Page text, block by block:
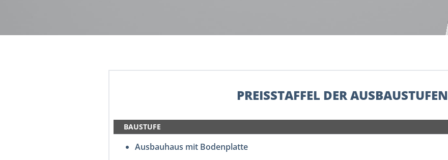
PREISSTAFFEL DER AUSBAUSTUFEN
BAUSTUFE
Ausbauhaus mit Bodenplatte